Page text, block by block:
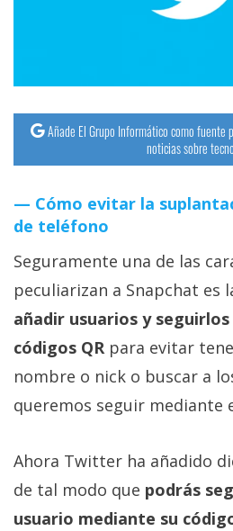
Trucos
Tutoriales
Ciberseguridad
Sistemas
operativos
Profesional
+
Más
Sorteos
Añade El Grupo Informático como fuente
noticias sobre
Cómo evitar la
de teléfono
Seguramente una de las
peculiarizan a Snapchat es
añadir usuarios y
códigos QR para evitar
nombre o nick o buscar a
queremos seguir mediante
Ahora Twitter ha añadido
de tal modo que podrás
usuario mediante su